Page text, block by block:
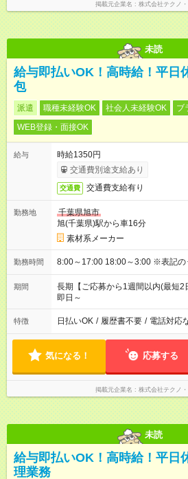
掲載元企業名 株式会社テクノ
未読
給与即払いOK！高時給！平日
包
派遣 職種未経験OK 社会人未経験OK
ブ
WEB登録・面接OK
給与
時給1350円
交通費別途支給あり
交通費 交通費支給有り
勤務地
千葉県旭市
旭(千葉県)駅から車16分
素材系メーカー
勤務時間 8:00～17:00
期間
長期【ご応募から1週間以内(最短2
即日～
特徴 日払いOK / 履歴書不要 / 電話対応
気になる！ 応募する
掲載元企業名 株式会社テクノ
未読
給与即払いOK！高時給！平日
理業務